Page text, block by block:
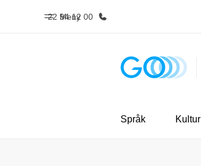
Meny
22 94 12 00
Hjem
Språk Kultur